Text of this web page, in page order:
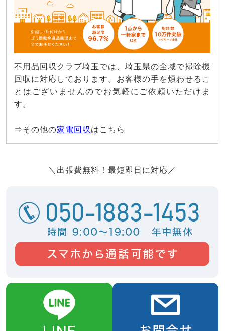
不用品回収クラブ埼玉では、埼玉県の全域で掃除機
回収に対応しております。お客様の手を煩わせるこ
とはございませんのでお気軽にご依頼いただけま
す。
⇒その他の家電回収 はこちら
＼出張費無料！最短即日に対応／